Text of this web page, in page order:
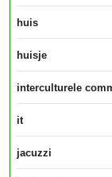
huis
huisje
interculturele
it
jacuzzi